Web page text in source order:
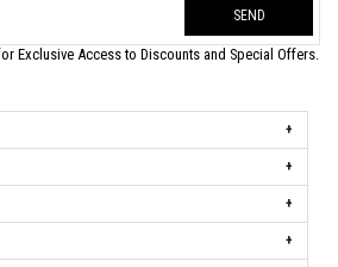
SEND
Exclusive Access to Discounts and Special Offers.